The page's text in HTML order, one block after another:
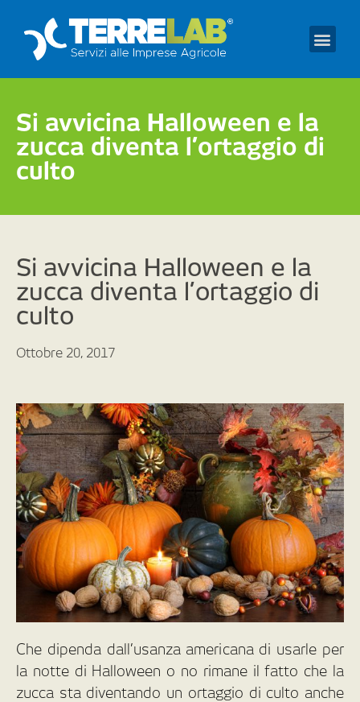
Si avvicina Halloween e la
zucca diventa l’ortaggio di
culto
Si avvicina Halloween e la
zucca diventa l’ortaggio di
culto
Ottobre 20, 2017
Che dipenda dall’usanza americana di usarle per
la notte di Halloween o no rimane il fatto che la
zucca sta diventando un ortaggio di culto anche